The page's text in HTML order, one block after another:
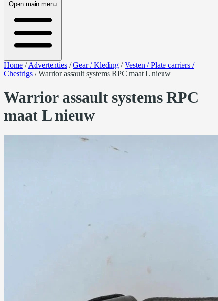
Open main menu
Home /Advertenties /Gear / Kleding /Vesten / Plate carriers /
Chestrigs /Warrior assault systems RPC maat L nieuw
Warrior assault systems RPC
maat L nieuw